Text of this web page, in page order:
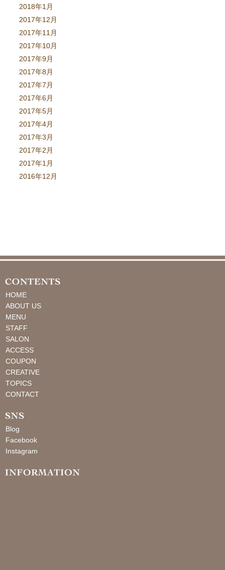
2018年1月
2017年12月
2017年11月
2017年10月
2017年9月
2017年8月
2017年7月
2017年6月
2017年5月
2017年4月
2017年3月
2017年2月
2017年1月
2016年12月
HOME
ABOUT US
MENU
STAFF
SALON
ACCESS
COUPON
CREATIVE
TOPICS
CONTACT
Blog
Facebook
Instagram